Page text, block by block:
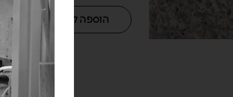
הוספה לסל